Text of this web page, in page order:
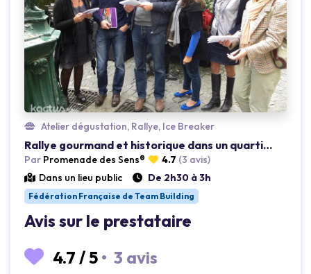
Atelier dégustation, Rallye, Ice Breaker
Rallye gourmand et historique dans un quartier parisien
Par Promenade des Sens® 4.7 (3 avis)
Dans un lieu public
De 2h30 à 3h
Fédération Française de Team Building
Avis sur le prestataire
4.7 /5 • 3 avis